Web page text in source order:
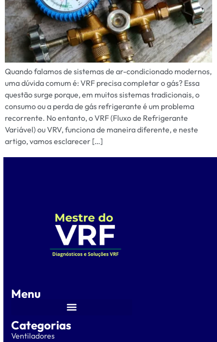
Quando falamos de sistemas de ar-condicionado modernos,
uma dúvida comum é: VRF precisa completar o gás? Essa
questão surge porque, em muitos sistemas tradicionais, o
consumo ou a perda de gás refrigerante é um problema
recorrente. No entanto, o VRF (Fluxo de Refrigerante
Variável) ou VRV, funciona de maneira diferente, e neste
artigo, vamos esclarecer […]
Menu
Categorias
Ventiladores